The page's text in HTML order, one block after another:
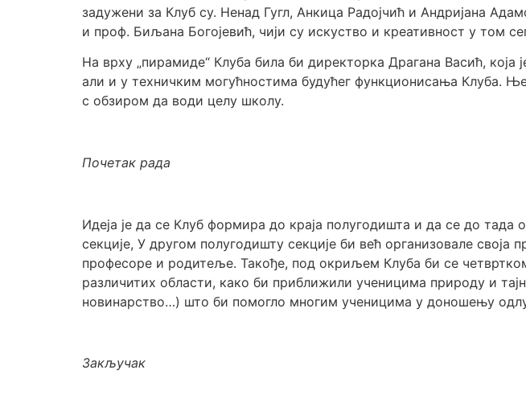
задужени за Клуб су. Ненад Гугл, Анкица Радојчић и Андријана
и проф. Биљана Богојевић, чији су искуство и креативност у том
На врху „пирамиде“ Клуба била би директорка Драгана Васић,
али и у техничким могућностима будућег функционисања Клуба.
с обзиром да води целу школу.
Почетак рада
Идеја је да се Клуб формира до краја полугодишта и да се до
секције, У другом полугодишту секције би већ организовале
професоре и родитеље. Такође, под окриљем Клуба би се
различитих области, како би приближили ученицима природу и
новинарство…) што би помогло многим ученицима у доношењу
Закључак